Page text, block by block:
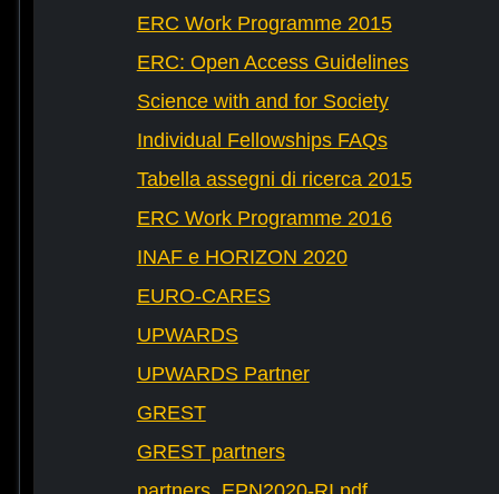
ERC Work Programme 2015
ERC: Open Access Guidelines
Science with and for Society
Individual Fellowships FAQs
Tabella assegni di ricerca 2015
ERC Work Programme 2016
INAF e HORIZON 2020
EURO-CARES
UPWARDS
UPWARDS Partner
GREST
GREST partners